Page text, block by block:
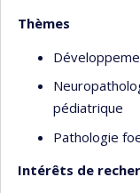
Thèmes
pédiatrique
Pathologie
Intérêts de